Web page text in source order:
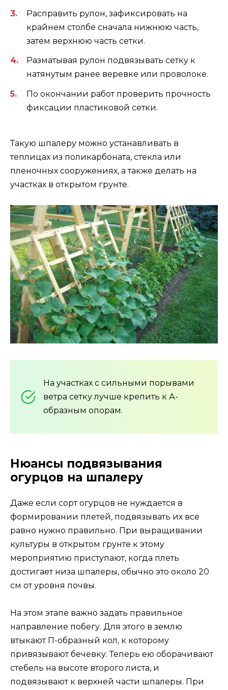
Расправить рулон, зафиксировать на
крайнем столбе сначала нижнюю часть,
затем верхнюю часть сетки.
Разматывая рулон подвязывать сетку к
натянутым ранее веревке или проволоке.
По окончании работ проверить прочность
фиксации пластиковой сетки.
Такую шпалеру можно устанавливать в
теплицах из поликарбоната, стекла или
пленочных сооружениях, а также делать на
участках в открытом грунте.
На участках с сильными порывами
ветра сетку лучше крепить к А-
образным опорам.
Нюансы подвязывания
огурцов на шпалеру
Даже если сорт огурцов не нуждается в
формировании плетей, подвязывать их все
равно нужно правильно. При выращивании
культуры в открытом грунте к этому
мероприятию приступают, когда плеть
достигает низа шпалеры, обычно это около 20
см от уровня почвы.
На этом этапе важно задать правильное
направление побегу. Для этого в землю
втыкают П-образный кол, к которому
привязывают бечевку. Теперь ею оборачивают
стебель на высоте второго листа, и
подвязывают к верхней части шпалеры. При